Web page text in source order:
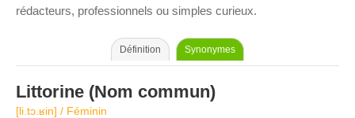
rédacteurs, professionnels ou simples curieux.
Définition Synonymes
Littorine (Nom commun)
[li.tɔ.ʁin] / Féminin